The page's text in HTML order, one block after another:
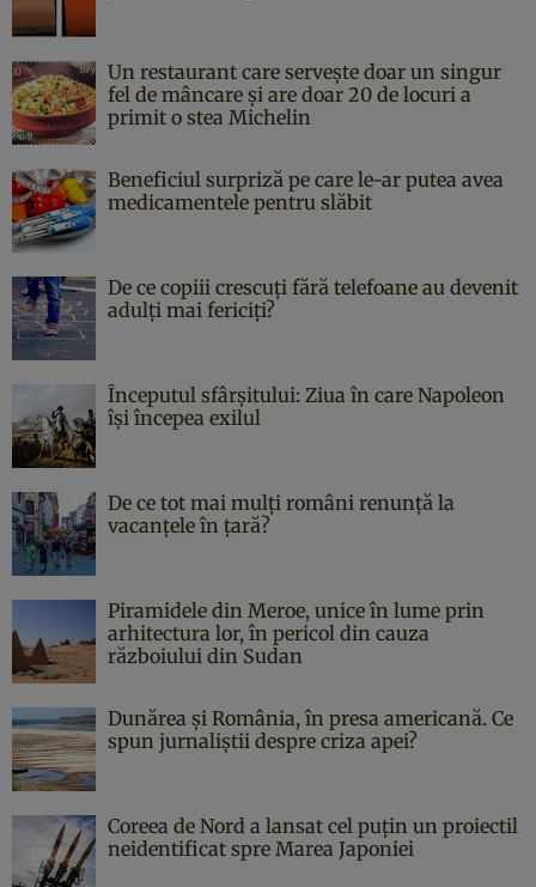
Un restaurant care servește doar un singur
fel de mâncare și are doar 20 de locuri a
primit o stea Michelin
Beneficiul surpriză pe care le-ar putea avea
medicamentele pentru slăbit
De ce copiii crescuți fără telefoane au devenit
adulți mai fericiți?
Începutul sfârşitului: Ziua în care Napoleon
îşi începea exilul
De ce tot mai mulți români renunță la
vacanțele în țară?
Piramidele din Meroe, unice în lume prin
arhitectura lor, în pericol din cauza
războiului din Sudan
Dunărea și România, în presa americană. Ce
spun jurnaliștii despre criza apei?
Coreea de Nord a lansat cel puțin un proiectil
neidentificat spre Marea Japoniei